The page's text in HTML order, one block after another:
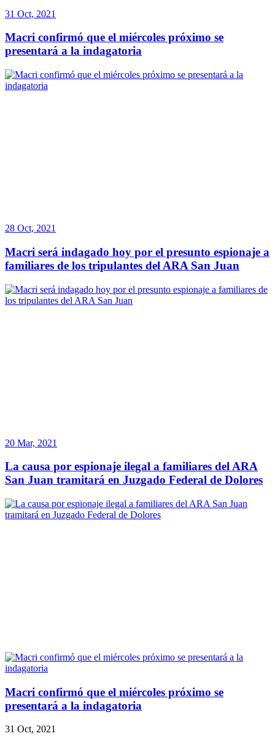
31 Oct, 2021
Macri confirmó que el miércoles próximo se
presentará a la indagatoria
28 Oct, 2021
Macri será indagado hoy por el presunto espionaje a
familiares de los tripulantes del ARA San Juan
20 Mar, 2021
La causa por espionaje ilegal a familiares del ARA
San Juan tramitará en Juzgado Federal de Dolores
Macri confirmó que el miércoles próximo se
presentará a la indagatoria
31 Oct, 2021